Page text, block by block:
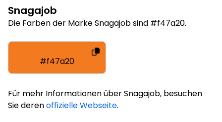
Snagajob
Die Farben der Marke Snagajob sind #f47a20.
#f47a20
Für mehr Informationen über Snagajob, besuchen
Sie derenoffizielle Webseite.